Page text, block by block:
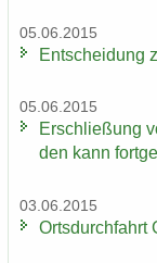
05.06.2015
Ent­schei­dung
05.06.2015
Er­schlie­ßung
den kann
03.06.2015
Orts­durch­fahrt